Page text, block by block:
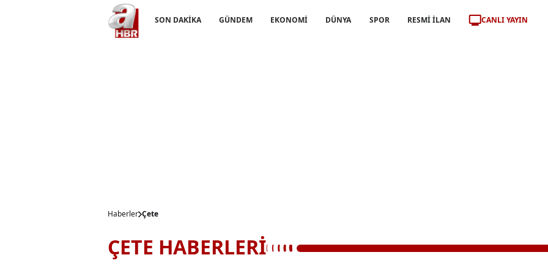
SON DAKİKA GÜNDEM EKONOMİ DÜNYA SPOR RESMİ İLAN CANLI YAYIN
Haberler Çete
ÇETE HABERLERİ